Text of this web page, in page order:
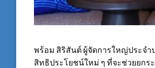
พร้อม สิริสันต์ ผู้จัดการใหญ่ประจำป
สิทธิประโยชน์ใหม่ ๆ ที่จะช่วยยก